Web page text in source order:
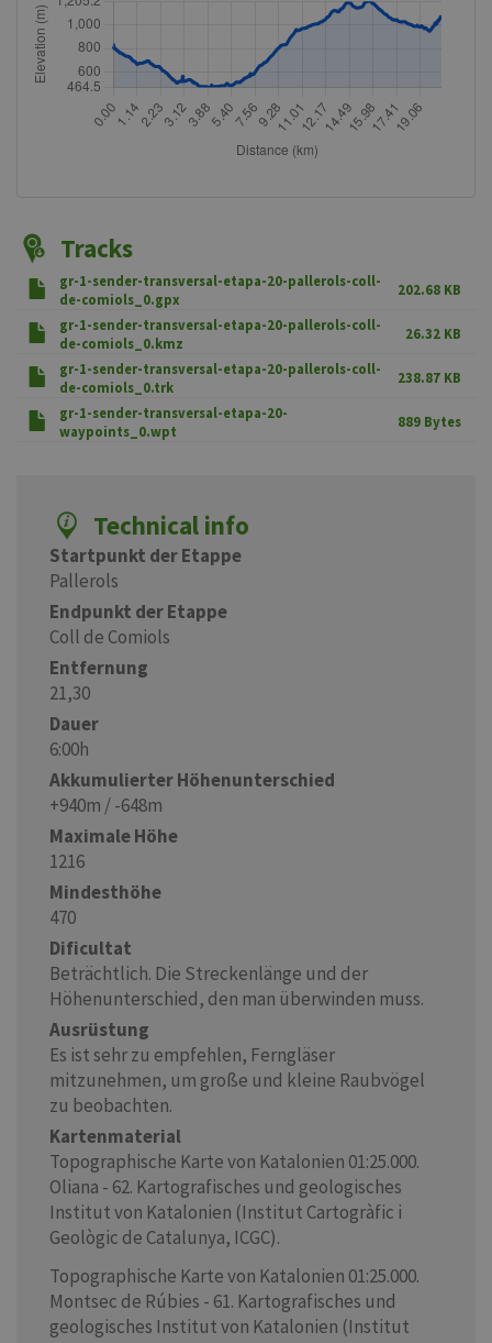
Tracks
gr-1-sender-transversal-etapa-20-pallerols-coll-
de-comiols_0.gpx
202.68 KB
gr-1-sender-transversal-etapa-20-pallerols-coll-
de-comiols_0.kmz
26.32 KB
gr-1-sender-transversal-etapa-20-pallerols-coll-
de-comiols_0.trk
238.87 KB
gr-1-sender-transversal-etapa-20-
waypoints_0.wpt
889 Bytes
Technical info
Startpunkt der Etappe
Pallerols
Endpunkt der Etappe
Coll de Comiols
Entfernung
21,30
Dauer
6:00h
Akkumulierter Höhenunterschied
+940m / -648m
Maximale Höhe
1216
Mindesthöhe
470
Dificultat
Beträchtlich. Die Streckenlänge und der
Höhenunterschied, den man überwinden muss.
Ausrüstung
Es ist sehr zu empfehlen, Ferngläser
mitzunehmen, um große und kleine Raubvögel
zu beobachten.
Kartenmaterial
Topographische Karte von Katalonien 01:25.000.
Oliana - 62. Kartografisches und geologisches
Institut von Katalonien (Institut Cartogràfic i
Geològic de Catalunya, ICGC).
Topographische Karte von Katalonien 01:25.000.
Montsec de Rúbies - 61. Kartografisches und
geologisches Institut von Katalonien (Institut